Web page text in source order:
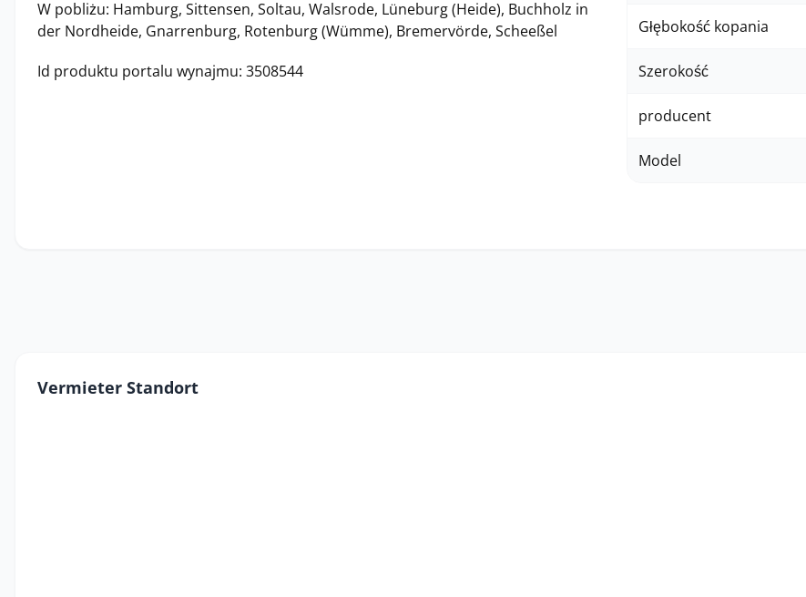
W pobliżu: Hamburg, Sittensen, Soltau, Walsrode, Lüneburg (Heide), Buchholz in
der Nordheide, Gnarrenburg, Rotenburg (Wümme), Bremervörde, Scheeßel
Id produktu portalu wynajmu: 3508544
Głębokość kopania
Szerokość
producent
Model
Vermieter Standort